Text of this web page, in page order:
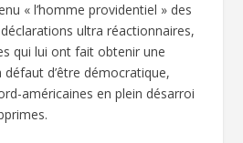
« l’homme providentiel » des
ultra réactionnaires,
qui lui ont fait obtenir une
d’être démocratique,
américaines en plein désarroi